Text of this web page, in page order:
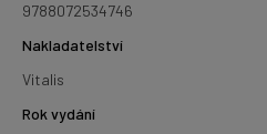
9788072534746
Nakladatelství
Vitalis
Rok vydání